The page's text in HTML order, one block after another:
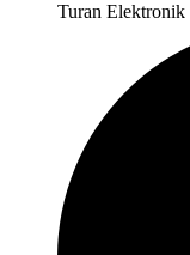
Turan Elektronik